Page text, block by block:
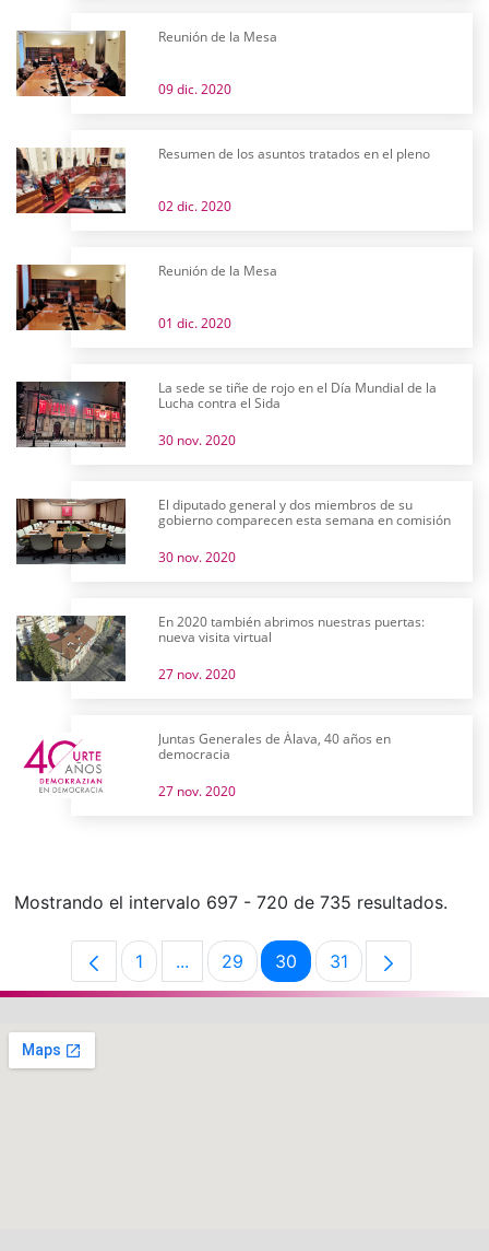
Reunión de la Mesa
09 dic. 2020
Resumen de los asuntos tratados en el pleno
02 dic. 2020
Reunión de la Mesa
01 dic. 2020
La sede se tiñe de rojo en el Día Mundial de la
Lucha contra el Sida
30 nov. 2020
El diputado general y dos miembros de su
gobierno comparecen esta semana en comisión
30 nov. 2020
En 2020 también abrimos nuestras puertas:
nueva visita virtual
27 nov. 2020
Juntas Generales de Álava, 40 años en
democracia
27 nov. 2020
Mostrando el intervalo 697 - 720 de 735 resultados.
Página
1 ...Páginas intermedias Use TAB para
Página
29 Página
30 Página
31